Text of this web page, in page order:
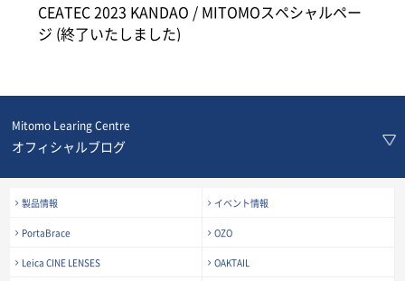
CEATEC 2023 KANDAO / MITOMOスペシャルペー
ジ (終了いたしました)
Mitomo Learing Centre
オフィシャルブログ
製品情報 イベント情報
PortaBrace OZO
Leica CINE LENSES OAKTAIL